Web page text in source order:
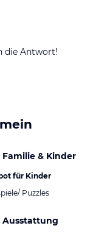
die Antwort!
Familie & Kinder
für Kinder
Puzzles
Ausstattung